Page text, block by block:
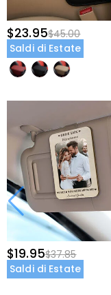
$23.95$45.00
Saldi di Estate
$19.95$37.85
Saldi di Estate